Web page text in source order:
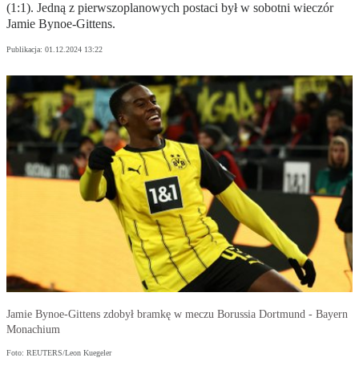
(1:1). Jedną z pierwszoplanowych postaci był w sobotni wieczór
Jamie Bynoe-Gittens.
Publikacja: 01.12.2024 13:22
Jamie Bynoe-Gittens zdobył bramkę w meczu Borussia Dortmund - Bayern
Monachium
Foto: REUTERS/Leon Kuegeler